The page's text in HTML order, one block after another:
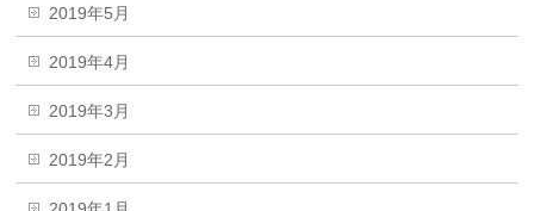
2019年5月
2019年4月
2019年3月
2019年2月